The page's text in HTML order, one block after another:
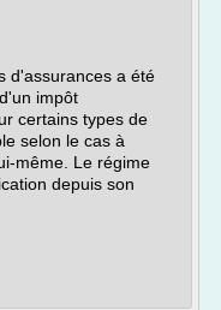
d'assurances a été
impôt
certains types de
selon le cas à
même. Le régime
depuis son